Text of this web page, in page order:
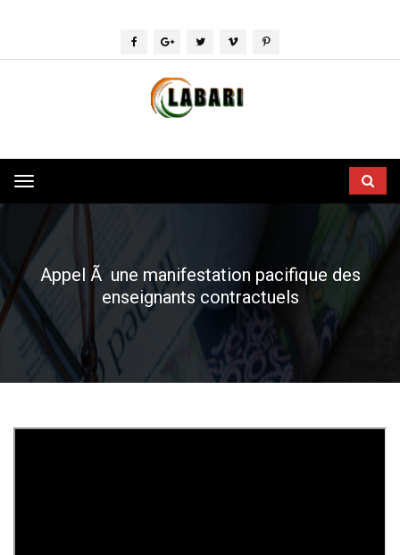
Toggle
navigation
Appel Ã une manifestation pacifique des
enseignants contractuels